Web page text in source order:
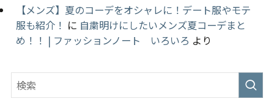
【メンズ】夏のコーデをオシャレに！デート服やモテ
服も紹介！ に 自粛明けにしたいメンズ夏コーデまと
め！！ | ファッションノート いろいろ より